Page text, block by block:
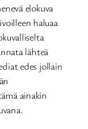
elokuva
haluaa
lähteä
edes jollain
ainakin